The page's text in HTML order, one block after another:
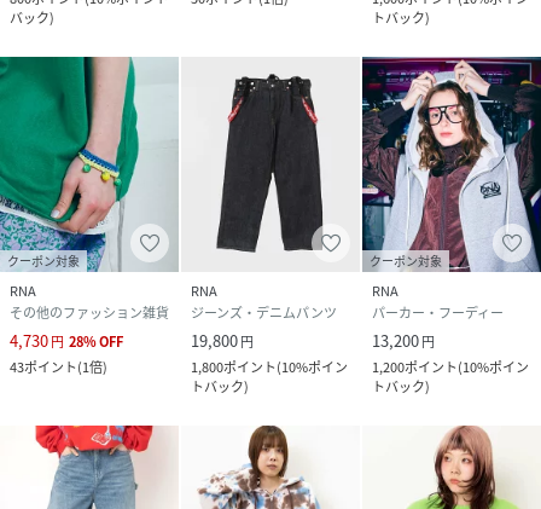
バック)
トバック)
クーポン対象
RNA
その他のファッション雑貨
4,730円 28%OFF
43ポイント(1倍)
RNA
ジーンズ・デニムパンツ
19,800円
1,800ポイント(10%ポイン
トバック)
クーポン対象
RNA
パーカー・フーディー
13,200円
1,200ポイント(10%ポイン
トバック)